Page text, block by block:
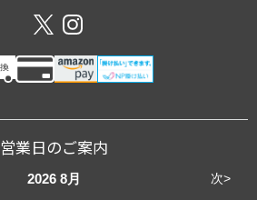
営業日のご案内
次>
2026 8月